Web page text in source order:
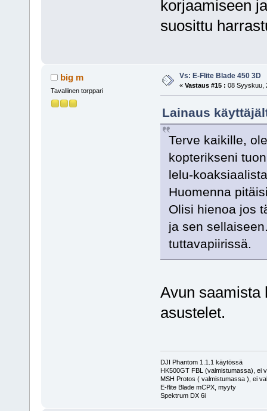
korjaamiseen
suosittu
big m
Tavallinen torppari
Vs: E-Flite Blade 450 3D
« Vastaus #15 : 08 Syyskuu,
Lainaus
Terve kaikille,
kopterikseni
lelu-
Huomenna
Olisi hienoa jos
ja sen
tuttavapiirissä.
Avun saamista
asustelet.
DJI Phantom 1.1.1 käytössä
HK500GT FBL (valmistumassa), ei
MSH Protos ( valmistumassa ), ei
E-flite Blade mCPX, myyty
Spektrum DX 6i